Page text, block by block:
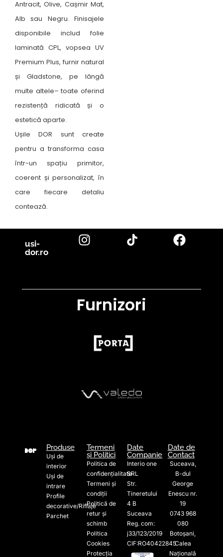
Antracit, Olive, Cașmir Mat,
Alb sau Negru. Finisajele
disponibile includ folie
laminată CPL, vopsea UV
Premium Plus, furnir natural
și Gladstone, pe lângă
multe altele– toate oferind
rezistență ridicată și o
estetică aparte.
Ușile DOR sunt create
pentru a transforma casa
într-un spațiu primitor,
coerent și personalizat, în
care fiecare detaliu
contează.
usi-
dor.ro
Furnizori
Produse
Uși de
interior
Uși de
intrare
Profile
decorative/Riflaje
Parchet
Termeni
și Politici
Politica de
confidențialitate
Termeni și
condiții
Politică de
retur și
schimb
Politica
Cookies
Protecția
Date
Companie
Interio one
SRL
Str.
Tineretului
4 B
Suceava
Reg. com:
j33/123/2019
CIF:RO40422845
Date de
Contact
Suceava,
B-dul
George
Enescu nr.
19
0743 968
080
Botoșani,
Calea
Națională